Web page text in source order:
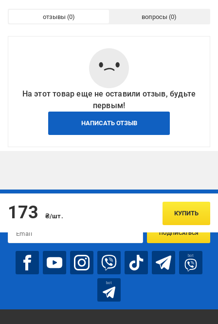
отзывы вопросы
На этот товар еще не оставили отзыв, будьте
первым!
НАПИСАТЬ ОТЗЫВ
173 ₴/шт. КУПИТЬ
Подписывайтесь, чтобы узнавать первым об акцияx и
ПОДПИСАТЬСЯ
bot
bot